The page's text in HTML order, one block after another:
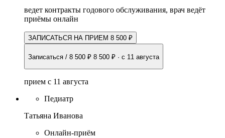
ведет контракты годового обслуживания, врач ведёт
приёмы онлайн
ЗАПИСАТЬСЯ НА ПРИЕМ 8 500 ₽
Записаться / 8 500 ₽ 8 500 ₽ · с 11 августа
прием с 11 августа
Педиатр
Татьяна Иванова
Онлайн-приём